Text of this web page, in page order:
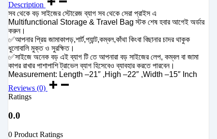
Description
সব থেকে বড় সাইজের স্টোরেজ ব্যাগ সব থেকে সেরা প্রাইস এ
Multifunctional Storage & Travel Bag স্টক শেষ হবার আগেই অর্ডার
করুন।
✅আপনার প্রিয় জামাকাপড়,শার্ট,প্যান্ট,কম্বল,কাঁথা কিংবা বিছানার চাদর থাকুক
ধুলোবালি মুক্ত ও সুরক্ষিত।
✅সাইজে অনেক বড় এই ব্যাগ টি তে আপনারা বড় সাইজের লেপ, কম্বল বা জামা
কাপর রাখার পাশাপাশি ট্রাভেল ব্যাগ হিসেবেও ব্যাবহার করতে পারবেন।
Measurement: Length –21″ ,High –22″ ,Width –15″ Inch
Reviews (0)
Ratings
0.0
0 Product Ratings